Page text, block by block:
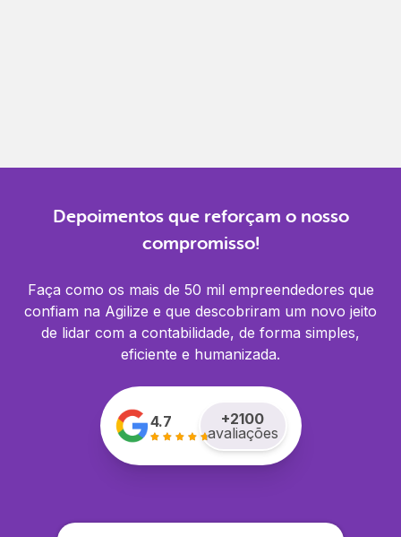
Depoimentos que reforçam o nosso
compromisso!
Faça como os mais de 50 mil empreendedores que
confiam na Agilize e que descobriram um novo jeito
de lidar com a contabilidade, de forma simples,
eficiente e humanizada.
4.7 +2100
avaliações